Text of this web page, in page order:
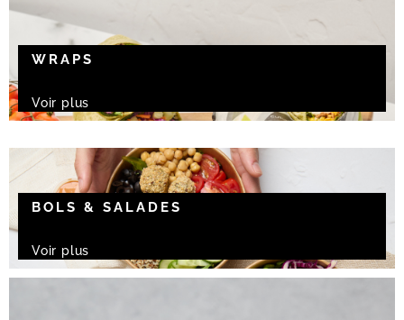
WRAPS
Voir plus
BOLS & SALADES
Voir plus